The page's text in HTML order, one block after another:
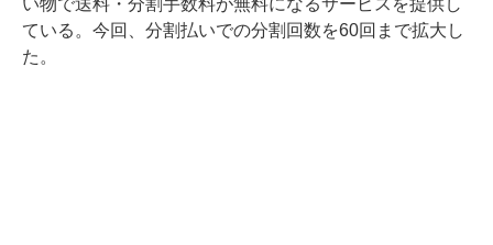
い物で送料・分割手数料が無料になるサービスを提供し
ている。今回、分割払いでの分割回数を60回まで拡大し
た。